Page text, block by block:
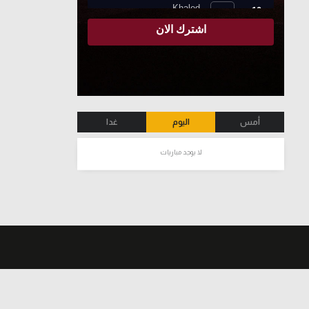
أمس اليوم غدا
لا يوجد مباريات